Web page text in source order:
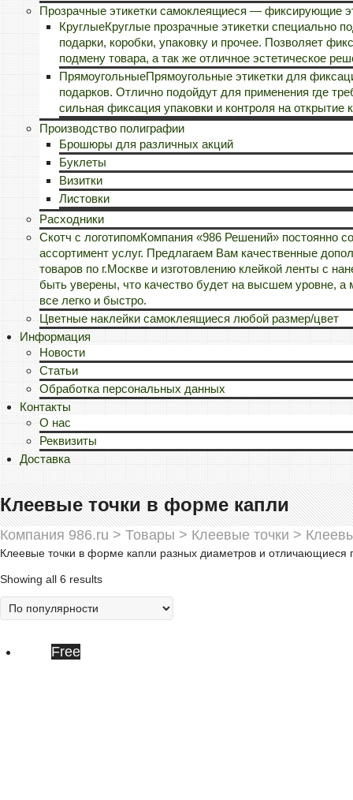
Прозрачные этикетки самоклеящиеся — фиксирующие
КруглыеКруглые прозрачные этикетки специально
подарки, коробки, упаковку и прочее. Позволяет
подмену товара, а так же отличное эстетическое
ПрямоугольныеПрямоугольные этикетки для
подарков. Отлично подойдут для применения где
сильная фиксация упаковки и контроля на открытие
Производство полиграфии
Брошюры для различных акций
Буклеты
Визитки
Листовки
Расходники
Скотч с логотипомКомпания «986 Решений» постоянно
ассортимент услуг. Предлагаем Вам качественные
товаров по г.Москве и изготовлению клейкой ленты с
быть уверены, что качество будет на высшем уровне,
все легко и быстро.
Цветные наклейки самоклеящиеся любой размер/цвет
Информация
Новости
Статьи
Обработка персональных данных
Контакты
О нас
Реквизиты
Доставка
Клеевые точки в форме капли
Компания 986.ru > Товары > Клеевые точки >
Клеевые точки в форме капли разных диаметров и отличающиеся
Showing all 6 results
Free